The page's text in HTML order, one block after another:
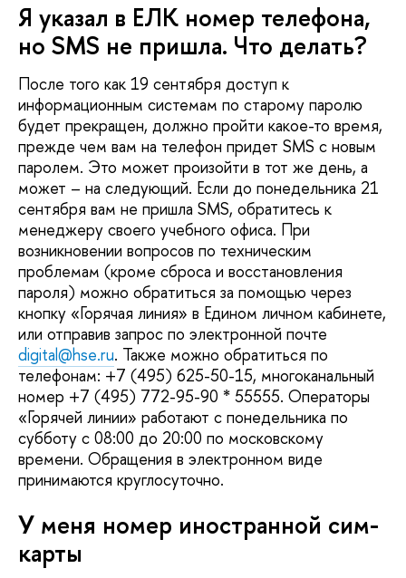
Я указал в ЕЛК номер телефона,
но SMS не пришла. Что делать?
После того как 19 сентября доступ к
информационным системам по старому паролю
будет прекращен, должно пройти какое-то время,
прежде чем вам на телефон придет SMS с новым
паролем. Это может произойти в тот же день, а
может – на следующий. Если до понедельника 21
сентября вам не пришла SMS, обратитесь к
менеджеру своего учебного офиса. При
возникновении вопросов по техническим
проблемам (кроме сброса и восстановления
пароля) можно обратиться за помощью через
кнопку «Горячая линия» в Едином личном кабинете,
или отправив запрос по электронной почте
digital@hse.ru. Также можно обратиться по
телефонам: +7 (495) 625-50-15, многоканальный
номер +7 (495) 772-95-90 * 55555. Операторы
«Горячей линии» работают с понедельника по
субботу с 08:00 до 20:00 по московскому
времени. Обращения в электронном виде
принимаются круглосуточно.
У меня номер иностранной сим-
карты